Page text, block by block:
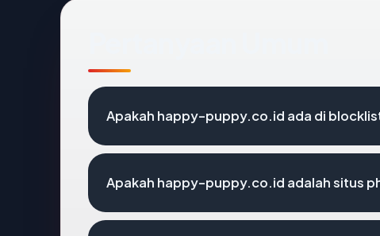
Apakah happy-puppy.co.id ada di
Apakah happy-puppy.co.id adalah situs